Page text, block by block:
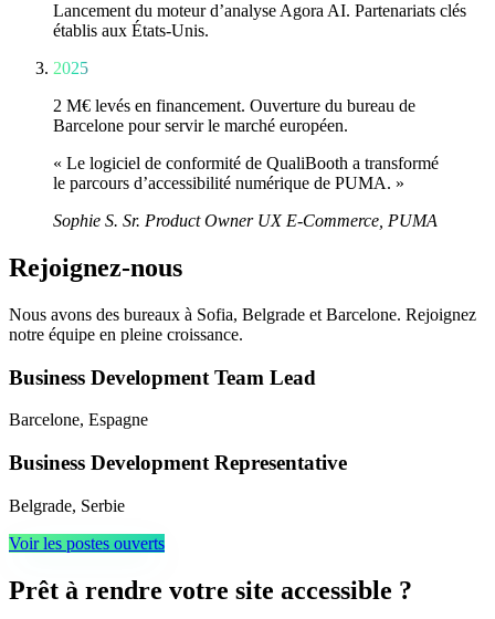
Lancement du moteur d’analyse Agora AI. Partenariats clés
établis aux États-Unis.
2025
2 M€ levés en financement. Ouverture du bureau de
Barcelone pour servir le marché européen.
« Le logiciel de conformité de QualiBooth a transformé
le parcours d’accessibilité numérique de PUMA. »
Sophie S. Sr. Product Owner UX E-Commerce, PUMA
Rejoignez-nous
Nous avons des bureaux à Sofia, Belgrade et Barcelone. Rejoignez
notre équipe en pleine croissance.
Business Development Team Lead
Barcelone, Espagne
Business Development Representative
Belgrade, Serbie
Voir les postes ouverts
Prêt à rendre votre site accessible ?